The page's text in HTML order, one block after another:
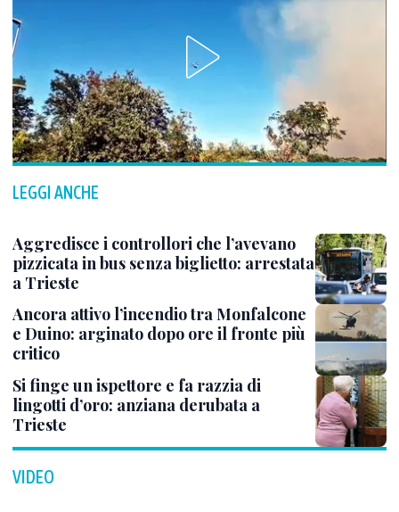
LEGGI ANCHE
Aggredisce i controllori che l’avevano
pizzicata in bus senza biglietto: arrestata
a Trieste
Ancora attivo l’incendio tra Monfalcone
e Duino: arginato dopo ore il fronte più
critico
Si finge un ispettore e fa razzia di
lingotti d’oro: anziana derubata a
Trieste
VIDEO